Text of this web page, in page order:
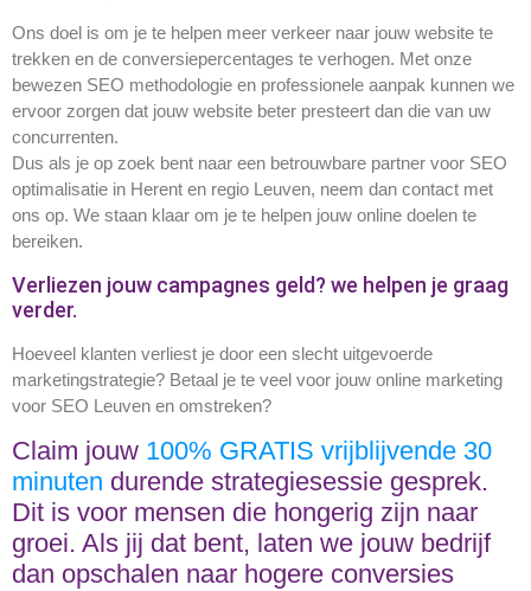
Ons doel is om je te helpen meer verkeer naar jouw website te
trekken en de conversiepercentages te verhogen. Met onze
bewezen SEO methodologie en professionele aanpak kunnen we
ervoor zorgen dat jouw website beter presteert dan die van uw
concurrenten.
Dus als je op zoek bent naar een betrouwbare partner voor SEO
optimalisatie in Herent en regio Leuven, neem dan contact met
ons op. We staan klaar om je te helpen jouw online doelen te
bereiken.
Verliezen jouw campagnes geld? we helpen je graag
verder.
Hoeveel klanten verliest je door een slecht uitgevoerde
marketingstrategie? Betaal je te veel voor jouw online marketing
voor SEO Leuven en omstreken?
Claim jouw 100% GRATIS vrijblijvende 30
minuten durende strategiesessie gesprek.
Dit is voor mensen die hongerig zijn naar
groei. Als jij dat bent, laten we jouw bedrijf
dan opschalen naar hogere conversies